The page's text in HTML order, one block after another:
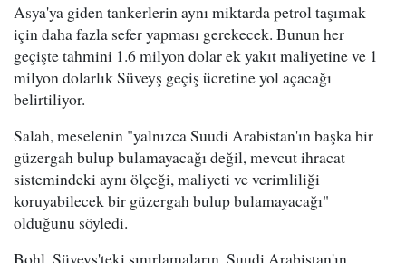
Asya'ya giden tankerlerin aynı miktarda petrol taşımak
için daha fazla sefer yapması gerekecek. Bunun her
geçişte tahmini 1.6 milyon dolar ek yakıt maliyetine ve 1
milyon dolarlık Süveyş geçiş ücretine yol açacağı
belirtiliyor.
Salah, meselenin "yalnızca Suudi Arabistan'ın başka bir
güzergah bulup bulamayacağı değil, mevcut ihracat
sistemindeki aynı ölçeği, maliyeti ve verimliliği
koruyabilecek bir güzergah bulup bulamayacağı"
olduğunu söyledi.